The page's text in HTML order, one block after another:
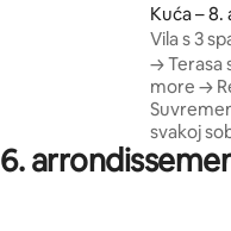
Kuća –
Vila s 3
→ Terasa
more →
svakoj
roštilj → 3
6.